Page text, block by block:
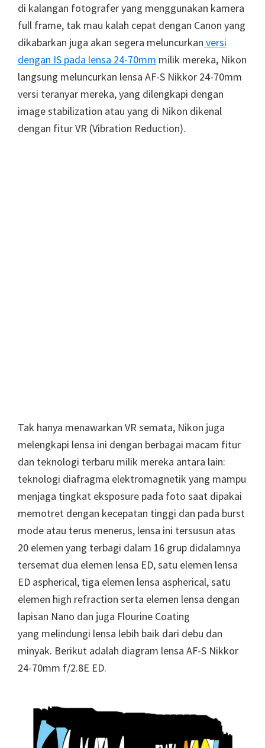
di kalangan fotografer yang menggunakan kamera
full frame, tak mau kalah cepat dengan Canon yang
dikabarkan juga akan segera meluncurkan versi
dengan IS pada lensa 24-70mm milik mereka, Nikon
langsung meluncurkan lensa AF-S Nikkor 24-70mm
versi teranyar mereka, yang dilengkapi dengan
image stabilization atau yang di Nikon dikenal
dengan fitur VR (Vibration Reduction).
Tak hanya menawarkan VR semata, Nikon juga
melengkapi lensa ini dengan berbagai macam fitur
dan teknologi terbaru milik mereka antara lain:
teknologi diafragma elektromagnetik yang mampu
menjaga tingkat eksposure pada foto saat dipakai
memotret dengan kecepatan tinggi dan pada burst
mode atau terus menerus, lensa ini tersusun atas
20 elemen yang terbagi dalam 16 grup didalamnya
tersemat dua elemen lensa ED, satu elemen lensa
ED aspherical, tiga elemen lensa aspherical, satu
elemen high refraction serta elemen lensa dengan
lapisan Nano dan juga Flourine Coating
yang melindungi lensa lebih baik dari debu dan
minyak. Berikut adalah diagram lensa AF-S Nikkor
24-70mm f/2.8E ED.